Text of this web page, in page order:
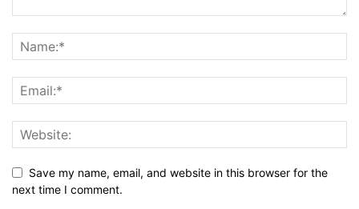
Save my name, email, and website in this browser for the
next time I comment.